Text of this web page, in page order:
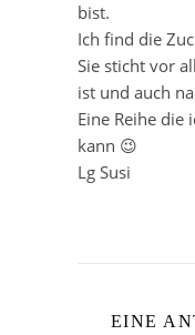
bist.
Ich find die
Sie sticht vor
ist und auch
Eine Reihe
kann 😉
Lg Susi
EINE